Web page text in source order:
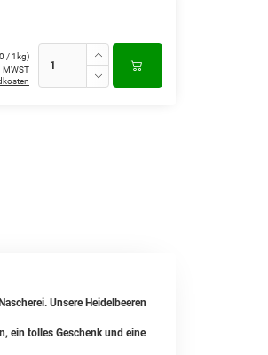
/ 1kg)
MWST
Unsere Heidelbeeren
ein tolles Geschenk und eine